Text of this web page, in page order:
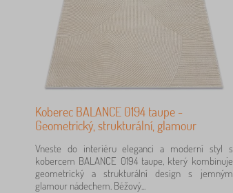
Koberec BALANCE 0194 taupe -
Geometrický, strukturální, glamour
Vneste do interiéru eleganci a moderní styl s
kobercem BALANCE 0194 taupe, který kombinuje
geometrický a strukturální design s jemným
glamour nádechem. Béžový...